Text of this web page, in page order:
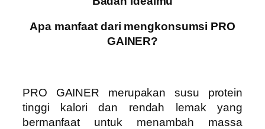
Apa manfaat dari mengkonsumsi PRO
GAINER?
PRO GAINER merupakan susu protein
tinggi kalori dan rendah lemak yang
bermanfaat untuk menambah massa